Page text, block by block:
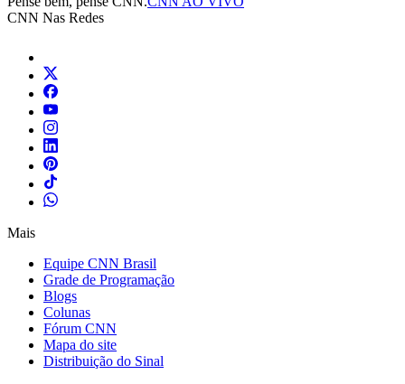
CNN Nas Redes
Mais
Equipe CNN Brasil
Grade de Programação
Blogs
Colunas
Fórum CNN
Mapa do site
Distribuição do Sinal